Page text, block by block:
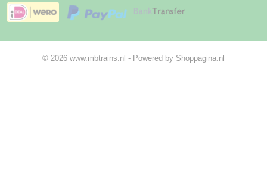
© 2026 www.mbtrains.nl - Powered by Shoppagina.nl